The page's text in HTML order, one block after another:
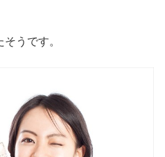
うです。